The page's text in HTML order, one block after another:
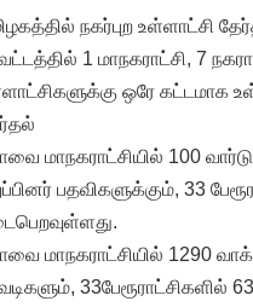
நகர்புற உள்ளாட்சி
1 மாநகராட்சி, 7
ஒரே கட்டமாக
மாநகராட்சியில் 100 வார்டு
பதவிகளுக்கும், 33
மாநகராட்சியில் 1290